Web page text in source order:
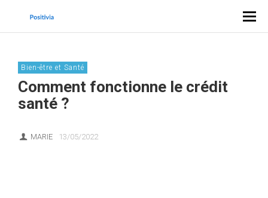
Bien-être et Santé
Comment fonctionne le crédit
santé ?
MARIE 13/05/2022